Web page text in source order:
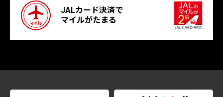
JALカード決済で
マイルがたまる